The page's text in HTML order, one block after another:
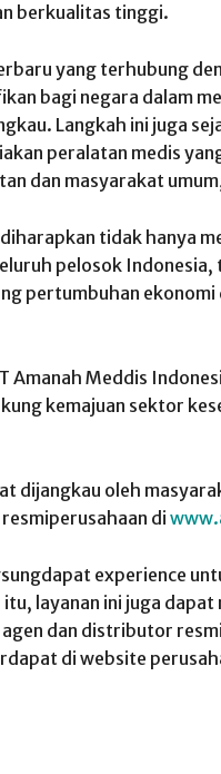
berkualitas tinggi.
yang terhubung
bagi negara dalam
Langkah ini juga
peralatan medis
dan masyarakat
tidak hanya
pelosok Indonesia,
pertumbuhan
Amanah Meddis
kemajuan sektor
dijangkau oleh
di
experience
layanan ini juga dapat
dan distributor
di website